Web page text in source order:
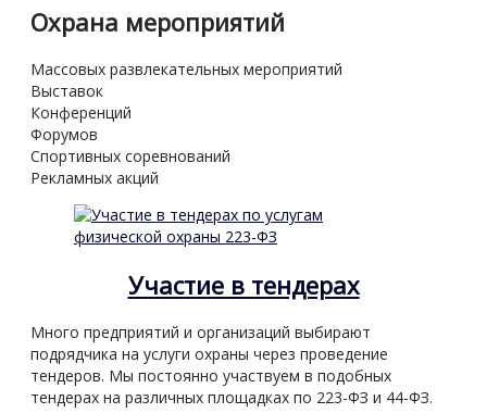
Охрана мероприятий
Массовых развлекательных мероприятий
Выставок
Конференций
Форумов
Спортивных соревнований
Рекламных акций
Участие в тендерах
Много предприятий и организаций выбирают
подрядчика на услуги охраны через проведение
тендеров. Мы постоянно участвуем в подобных
тендерах на различных площадках по 223-ФЗ и 44-ФЗ.